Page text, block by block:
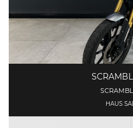
HAUS